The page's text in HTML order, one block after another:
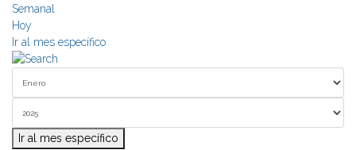
Semanal
Hoy
Ir al mes específico
Ir al mes específico